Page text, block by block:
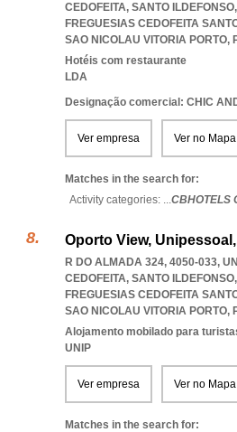
CEDOFEITA, SANTO
FREGUESIAS CEDOFEITA
SAO NICOLAU VITORIA PORTO,
Hotéis com restaurante
LDA
Designação comercial: CHIC
Ver empresa Ver no Mapa
Matches in the search for:
Activity categories: ...CBHOTELS
Oporto View,
R DO ALMADA 324, 4050-033,
CEDOFEITA, SANTO
FREGUESIAS CEDOFEITA
SAO NICOLAU VITORIA PORTO,
Alojamento mobilado para
UNIP
Ver empresa Ver no Mapa
Matches in the search for: